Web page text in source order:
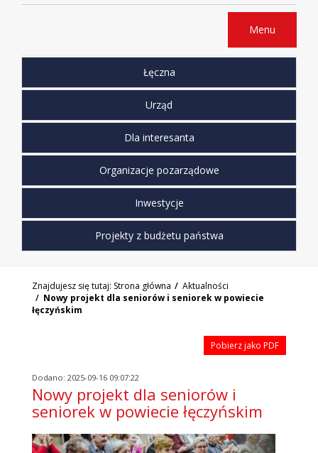
Menu
Łęczna
Urząd
Dla interesanta
Organizacje pozarządowe
Inwestycje
Projekty z budżetu państwa
Znajdujesz się tutaj: Strona główna
Aktualności
Nowy projekt dla seniorów i seniorek w powiecie
łęczyńskim
Pobierz jako PDF
Dodano: 2025-09-16 09:07:22
Nowy projekt dla seniorów i
seniorek w powiecie łęczyńskim